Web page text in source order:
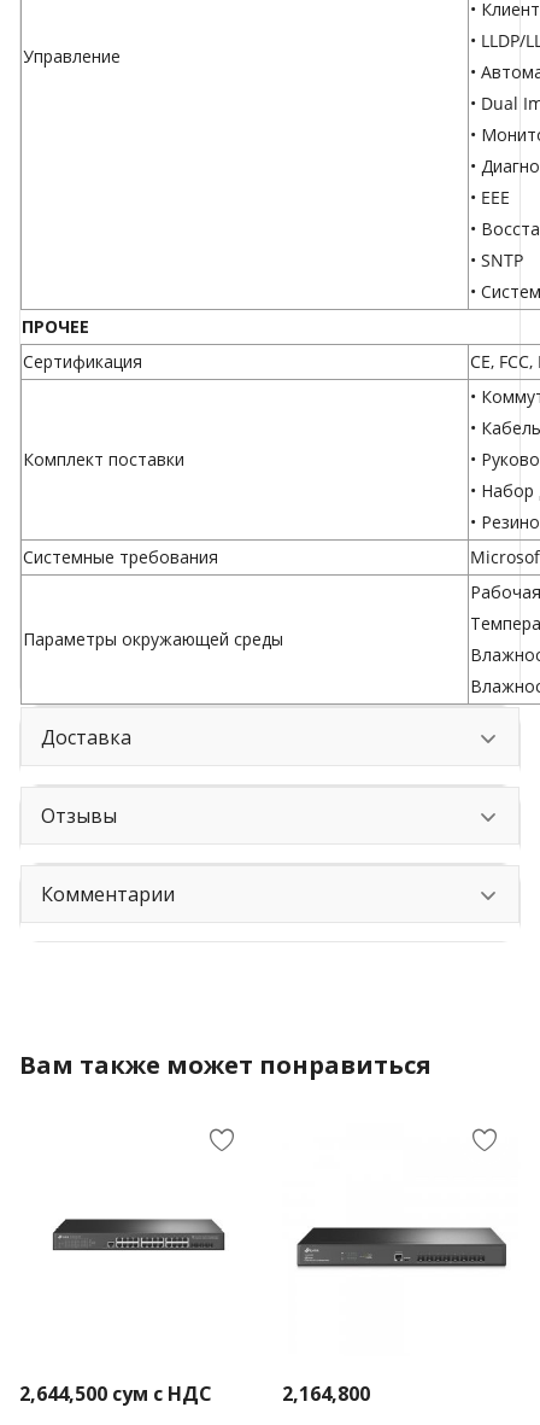
Управление
•
• LLDP/
•
• Dual
•
•
• EEE
•
• SNTP
•
ПРОЧЕЕ
Сертификация
CE, FCC,
Комплект поставки
•
•
•
•
•
Системные требования
Параметры окружающей среды
Доставка
Отзывы
Комментарии
Вам также может понравиться
2,644,500 сум с НДС 2,164,800